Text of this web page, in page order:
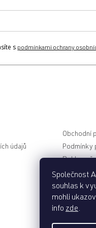
Společnost
souhlas k
mohli
info zde.
s podmínkami ochrany
Obchodní
údajů
Podmínky
Nejčastější